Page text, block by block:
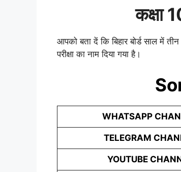
कक्षा
आपको बता दें कि बिहार बोर्ड साल में
परीक्षा का नाम दिया गया है।
WHATSAPP
TELEGRAM
YOUTUBE